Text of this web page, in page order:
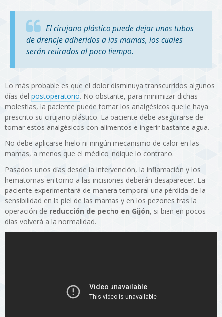
El cirujano plástico puede dejar unos tubos
de drenaje adheridos a las mamas, los cuales
serán retirados al poco tiempo.
Lo más probable es que el dolor disminuya transcurridos algunos
días del postoperatorio. No obstante, para minimizar dichas
molestias, la paciente puede tomar los analgésicos que le haya
prescrito su cirujano plástico. La paciente debe asegurarse de
tomar estos analgésicos con alimentos e ingerir bastante agua.
No debe aplicarse hielo ni ningún mecanismo de calor en las
mamas, a menos que el médico indique lo contrario.
Pasados unos días desde la intervención, la inflamación y los
hematomas en torno a las incisiones deberán desaparecer. La
paciente experimentará de manera temporal una pérdida de la
sensibilidad en la piel de las mamas y en los pezones tras la
operación de reducción de pecho en Gijón, si bien en pocos
días volverá a la normalidad.